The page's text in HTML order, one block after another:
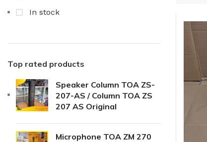
In stock
Top rated products
Speaker Column TOA ZS-
207-AS / Column TOA ZS
207 AS Original
Microphone TOA ZM 270